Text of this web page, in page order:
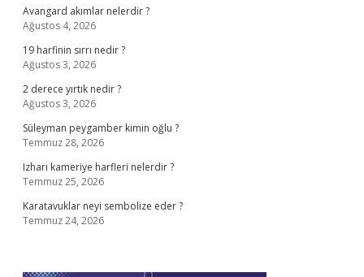
Avangard akımlar nelerdir ?
Ağustos 4, 2026
19 harfinin sırrı nedir ?
Ağustos 3, 2026
2 derece yırtık nedir ?
Ağustos 3, 2026
Süleyman peygamber kimin oğlu ?
Temmuz 28, 2026
Izharı kameriye harfleri nelerdir ?
Temmuz 25, 2026
Karatavuklar neyi sembolize eder ?
Temmuz 24, 2026